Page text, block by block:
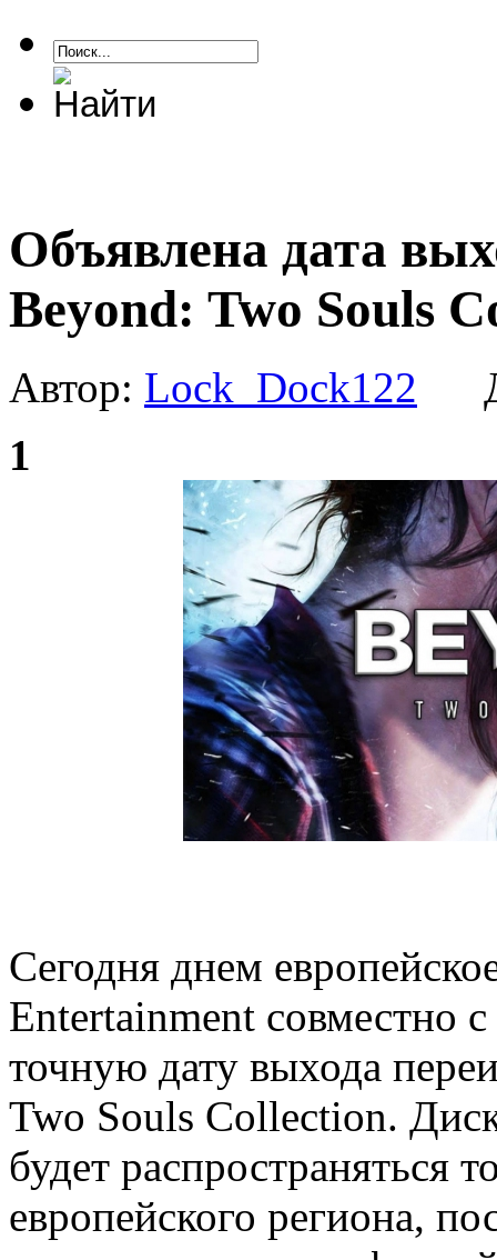
Объявлена дата
Beyond: Two Souls
Автор: Lock_Dock122
1
Сегодня днем
Entertainment совместно
точную дату выхода
Two Souls Collection.
будет распространяться
европейского региона,